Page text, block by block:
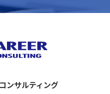
ンサルティング